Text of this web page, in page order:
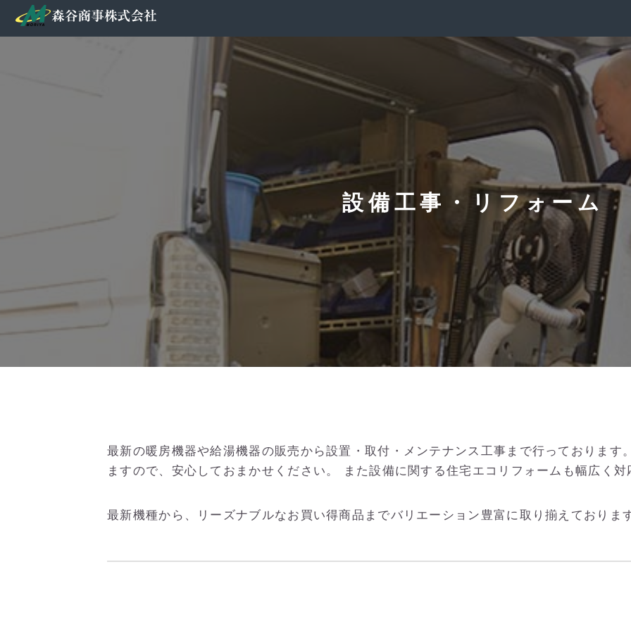
設備工事・リフォーム
最新の暖房機器や給湯機器の販売から設置・取付・メンテナンス工事まで行っておりま
ますので、安心しておまかせください。 また設備に関する住宅エコリフォームも幅広く
最新機種から、リーズナブルなお買い得商品までバリエーション豊富に取り揃えておりま